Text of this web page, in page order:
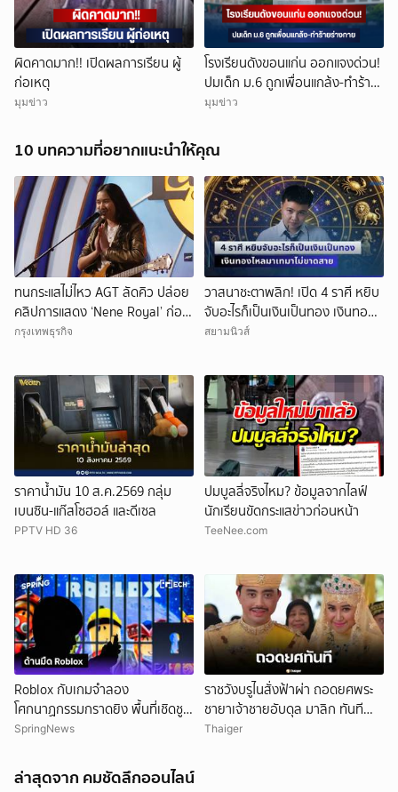
ผิดคาดมาก!! เปิดผลการเรียน ผู้
ก่อเหตุ
มุมข่าว
โรงเรียนดังขอนแก่น ออกแจงด่วน!
ปมเด็ก ม.6 ถูกเพื่อนแกล้ง-ทำร้าย
ร่างกาย
มุมข่าว
10 บทความที่อยากแนะนำให้คุณ
ทนกระแสไม่ไหว AGT ลัดคิว ปล่อย
คลิปการแสดง ‘Nene Royal’ ก่อน
กำหนด
กรุงเทพธุรกิจ
วาสนาชะตาพลิก! เปิด 4 ราศี หยิบ
จับอะไรก็เป็นเงินเป็นทอง เงินทอง
ไหลมาเทมาไม่ขาดสาย
สยามนิวส์
ราคาน้ำมัน 10 ส.ค.2569 กลุ่ม
เบนซิน-แก๊สโซฮอล์ และดีเซล
PPTV HD 36
ปมบูลลี่จริงไหม? ข้อมูลจากไลฟ์
นักเรียนขัดกระแสข่าวก่อนหน้า
TeeNee.com
Roblox กับเกมจำลอง
โศกนาฏกรรมกราดยิง พื้นที่เชิดชู
ความรุนแรง?
SpringNews
ราชวังบรูไนสั่งฟ้าผ่า ถอดยศพระ
ชายาเจ้าชายอับดุล มาลิก ทันที
อ้างพฤติกรรมกระทบพระเกียรติ
Thaiger
ล่าสุดจาก คมชัดลึกออนไลน์